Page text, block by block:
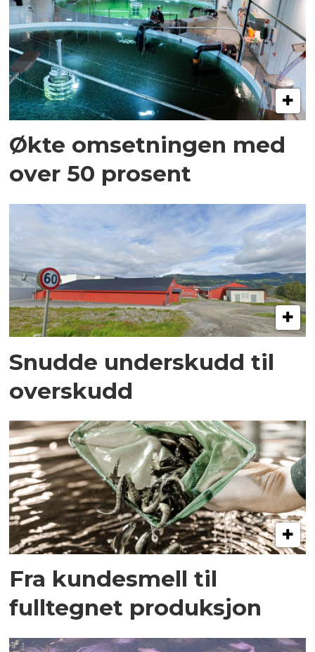
Økte omsetningen med
over 50 prosent
Snudde underskudd til
overskudd
Fra kundesmell til
fulltegnet produksjon